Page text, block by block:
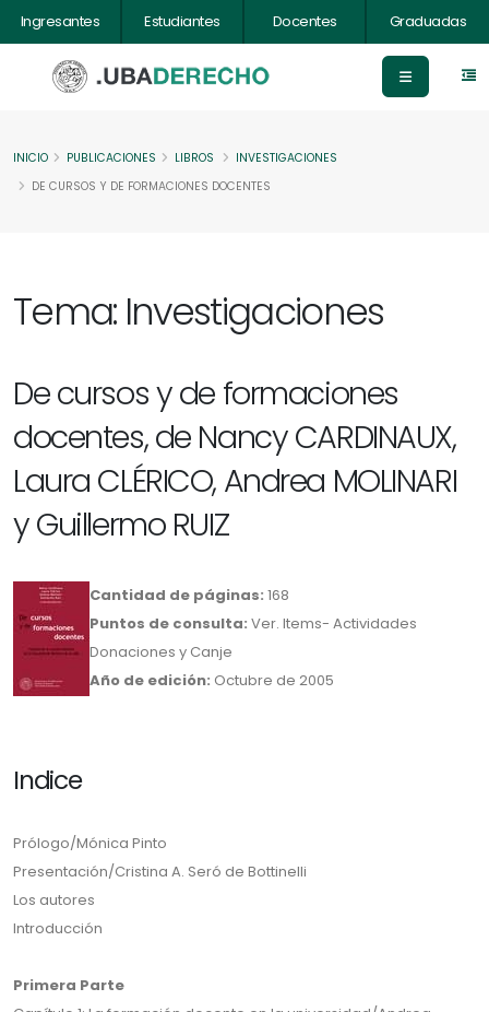
Ingresantes Estudiantes Docentes Graduadas
INICIO PUBLICACIONES LIBROS
INVESTIGACIONES
DE CURSOS Y DE FORMACIONES DOCENTES
Tema: Investigaciones
De cursos y de formaciones
docentes, de Nancy CARDINAUX,
Laura CLÉRICO, Andrea MOLINARI
y Guillermo RUIZ
Cantidad de páginas: 168
Puntos de consulta: Ver. Items- Actividades
Donaciones y Canje
Año de edición: Octubre de 2005
Indice
Prólogo/Mónica Pinto
Presentación/Cristina A. Seró de Bottinelli
Los autores
Introducción
Primera Parte